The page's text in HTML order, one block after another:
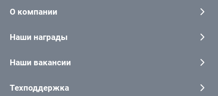
О компании
Наши награды
Наши вакансии
Техподдержка